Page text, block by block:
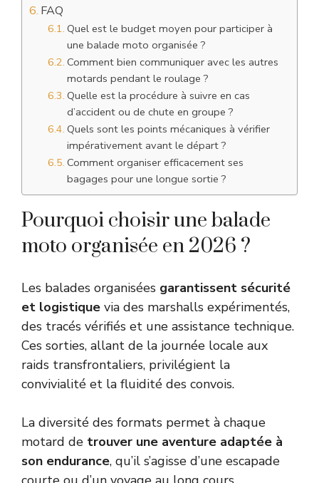
FAQ
Quel est le budget moyen pour participer à
une balade moto organisée ?
Comment bien communiquer avec les autres
motards pendant le roulage ?
Quelle est la procédure à suivre en cas
d’accident ou de chute en groupe ?
Quels sont les points mécaniques à vérifier
impérativement avant le départ ?
Comment organiser efficacement ses
bagages pour une longue sortie ?
Pourquoi choisir une balade
moto organisée en 2026 ?
Les balades organisées garantissent sécurité
et logistique via des marshalls expérimentés,
des tracés vérifiés et une assistance technique.
Ces sorties, allant de la journée locale aux
raids transfrontaliers, privilégient la
convivialité et la fluidité des convois.
La diversité des formats permet à chaque
motard de trouver une aventure adaptée à
son endurance, qu’il s’agisse d’une escapade